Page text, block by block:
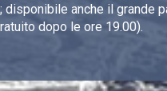
disponibile anche il grande
dopo le ore 19.00).